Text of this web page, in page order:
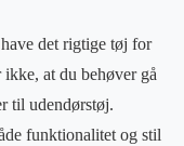
det rigtige tøj for
at du behøver gå
til udendørstøj.
funktionalitet og stil